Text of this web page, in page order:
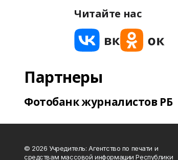
Читайте нас
Партнеры
Фотобанк журналистов РБ
© 2026 Учредитель: Агентство по печати и
средствам массовой информации Республики